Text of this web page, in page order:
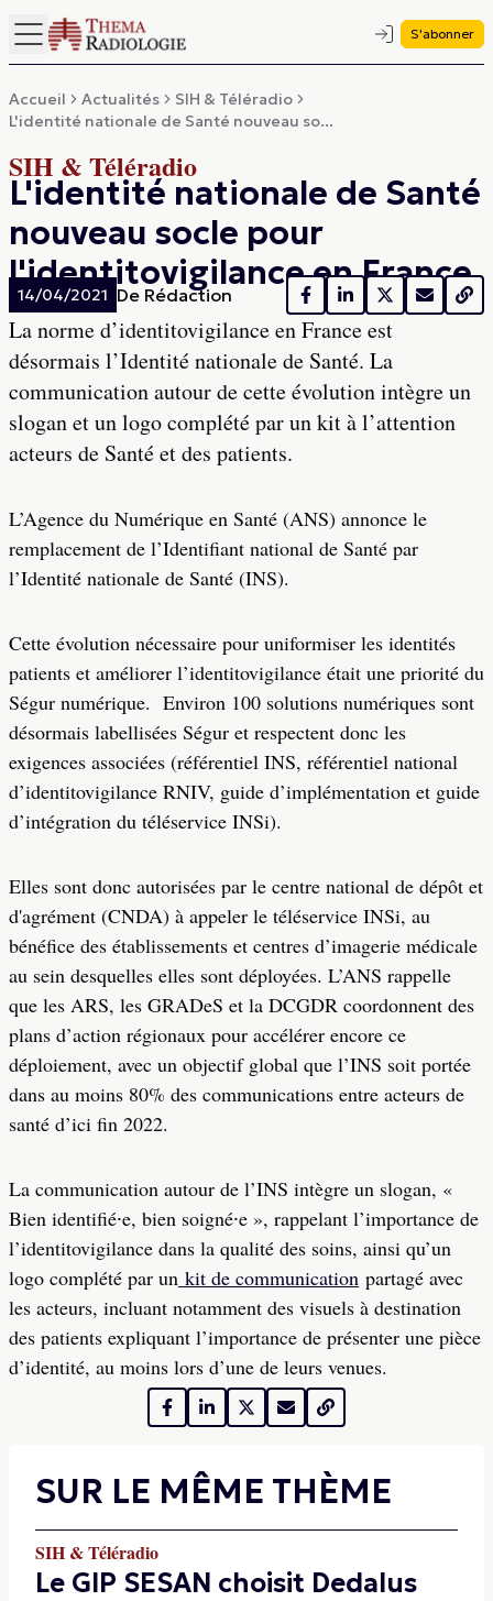
S'abonner
Accueil Actualités
SIH & Téléradio
L'identité nationale de Santé nouveau so...
SIH & Téléradio
L'identité nationale de Santé
nouveau socle pour
l'identitovigilance en France
14/04/2021 De Rédaction
La norme d’identitovigilance en France est
désormais l’Identité nationale de Santé. La
communication autour de cette évolution intègre un
slogan et un logo complété par un kit à l’attention
acteurs de Santé et des patients.
L’Agence du Numérique en Santé (ANS) annonce le
remplacement de l’Identifiant national de Santé par
l’Identité nationale de Santé (INS).
Cette évolution nécessaire pour uniformiser les identités
patients et améliorer l’identitovigilance était une priorité du
Ségur numérique. Environ 100 solutions numériques sont
désormais labellisées Ségur et respectent donc les
exigences associées (référentiel INS, référentiel national
d’identitovigilance RNIV, guide d’implémentation et guide
d’intégration du téléservice INSi).
Elles sont donc autorisées par le centre national de dépôt et
d'agrément (CNDA) à appeler le téléservice INSi, au
bénéfice des établissements et centres d’imagerie médicale
au sein desquelles elles sont déployées. L’ANS rappelle
que les ARS, les GRADeS et la DCGDR coordonnent des
plans d’action régionaux pour accélérer encore ce
déploiement, avec un objectif global que l’INS soit portée
dans au moins 80% des communications entre acteurs de
santé d’ici fin 2022.
La communication autour de l’INS intègre un slogan, «
Bien identifié⸱e, bien soigné⸱e », rappelant l’importance de
l’identitovigilance dans la qualité des soins, ainsi qu’un
logo complété par un kit de communication partagé avec
les acteurs, incluant notamment des visuels à destination
des patients expliquant l’importance de présenter une pièce
d’identité, au moins lors d’une de leurs venues.
SUR LE MÊME THÈME
SIH & Téléradio
Le GIP SESAN choisit Dedalus